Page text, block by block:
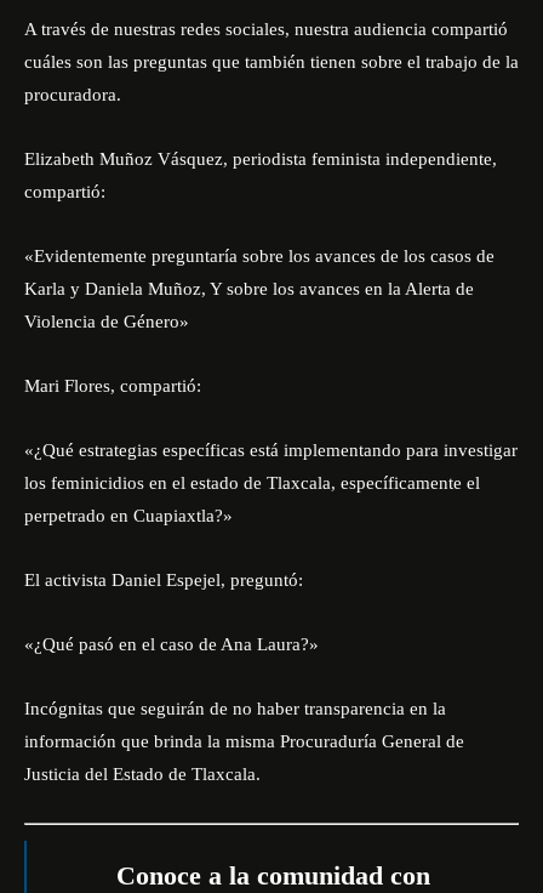
A través de nuestras redes sociales, nuestra audiencia compartió
cuáles son las preguntas que también tienen sobre el trabajo de la
procuradora.
Elizabeth Muñoz Vásquez, periodista feminista independiente,
compartió:
«Evidentemente preguntaría sobre los avances de los casos de
Karla y Daniela Muñoz, Y sobre los avances en la Alerta de
Violencia de Género»
Mari Flores, compartió:
«¿Qué estrategias específicas está implementando para investigar
los feminicidios en el estado de Tlaxcala, específicamente el
perpetrado en Cuapiaxtla?»
El activista Daniel Espejel, preguntó:
«¿Qué pasó en el caso de Ana Laura?»
Incógnitas que seguirán de no haber transparencia en la
información que brinda la misma Procuraduría General de
Justicia del Estado de Tlaxcala.
Conoce a la comunidad con